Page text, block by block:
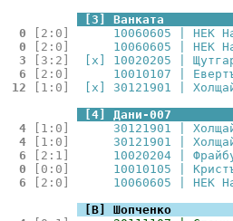
[3] Ванката
0
[2:0]
10060605 | НЕК
0
[2:0]
10060605 | НЕК
3
[3:2]
[x] 10020205 |
6
[2:0]
10010107 |
12
[1:0]
[x] 30121901 |
[4] Дани-007
4
[1:0]
30121901 |
4
[1:0]
30121901 |
6
[2:1]
10020204 |
0
[0:0]
10010105 |
6
[2:0]
10060605 | НЕК
[В] Шопченко